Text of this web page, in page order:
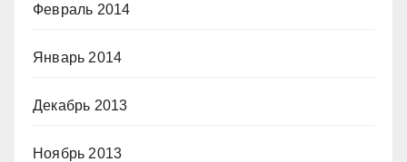
Февраль 2014
Январь 2014
Декабрь 2013
Ноябрь 2013